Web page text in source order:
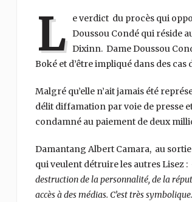
L
e verdict du procès qui
Doussou Condé qui réside
Dixinn. Dame Doussou
Boké et d’être impliqué dans des
Malgré qu’elle n’ait jamais été
délit diffamation par voie de presse
condamné au paiement de deux
Damantang Albert Camara, au
qui veulent détruire les autres Lisez :
destruction de la personnalité, de la
accès à des médias. C’est très